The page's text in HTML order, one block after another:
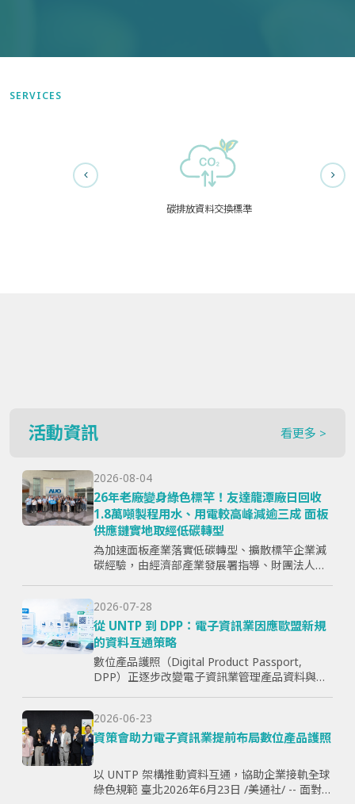
SERVICES
碳排放資料交換標準
活動資訊 看更多 >
2026-08-04
26年老廠變身綠色標竿！友達龍潭廠日回收
1.8萬噸製程用水、用電較高峰減逾三成 面板
供應鏈實地取經低碳轉型
為加速面板產業落實低碳轉型、擴散標竿企業減
碳經驗，由經濟部產業發展署指導、財團法人資
成果交流活動」，7月15日於...
2026-07-28
從 UNTP 到 DPP：電子資訊業因應歐盟新規
的資料互通策略
數位產品護照（Digital Product Passport,
DPP）正逐步改變電子資訊業管理產品資料與供
購、製...
2026-06-23
資策會助力電子資訊業提前布局數位產品護照
以 UNTP 架構推動資料互通，協助企業接軌全球
綠色規範 臺北2026年6月23日 /美通社/ -- 面對歐